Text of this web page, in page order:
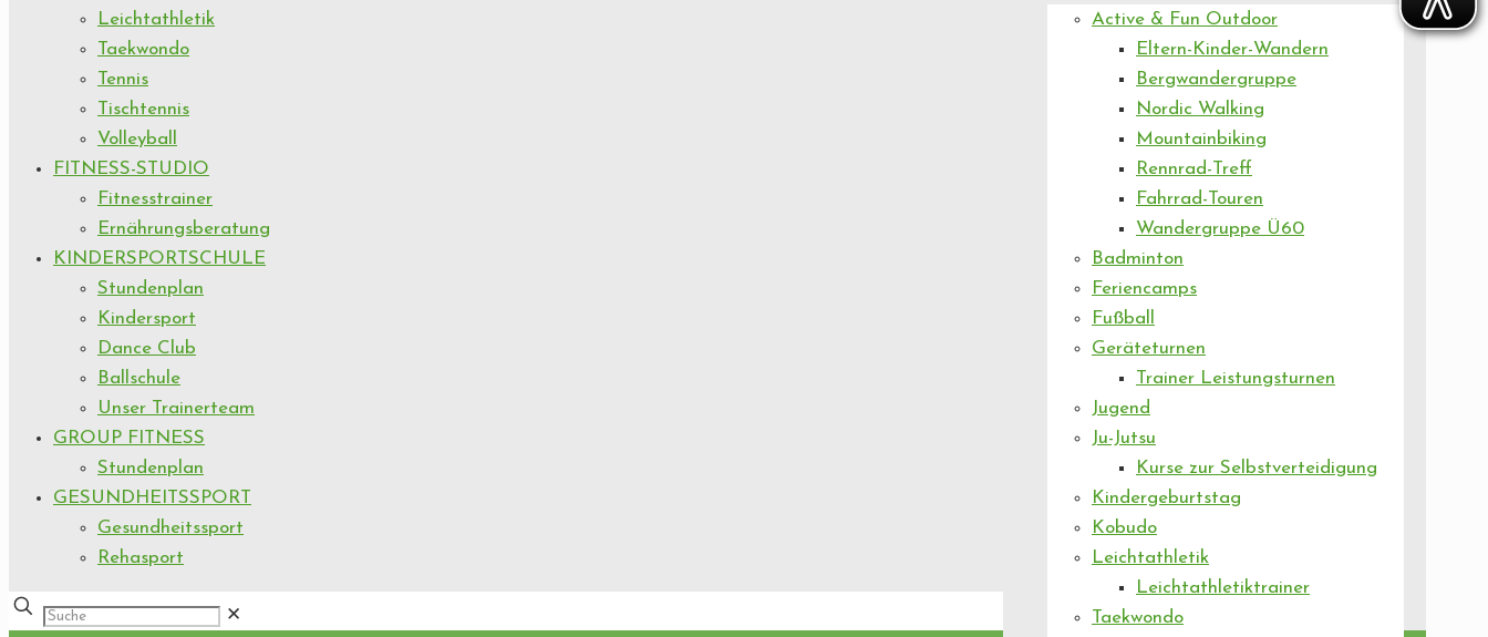
Active & Fun Outdoor
Eltern-Kinder-Wandern
Bergwandergruppe
Nordic Walking
Mountainbiking
Rennrad-Treff
Fahrrad-Touren
Wandergruppe Ü60
Badminton
Feriencamps
Fußball
Geräteturnen
Trainer Leistungsturnen
Jugend
Ju-Jutsu
Kurse zur Selbstverteidigung
Kindergeburtstag
Kobudo
Leichtathletik
Leichtathletiktrainer
Taekwondo
Leichtathletik
Taekwondo
Tennis
Tischtennis
Volleyball
FITNESS-STUDIO
Fitnesstrainer
Ernährungsberatung
KINDERSPORTSCHULE
Stundenplan
Kindersport
Dance Club
Ballschule
Unser Trainerteam
GROUP FITNESS
Stundenplan
GESUNDHEITSSPORT
Gesundheitssport
Rehasport
✕